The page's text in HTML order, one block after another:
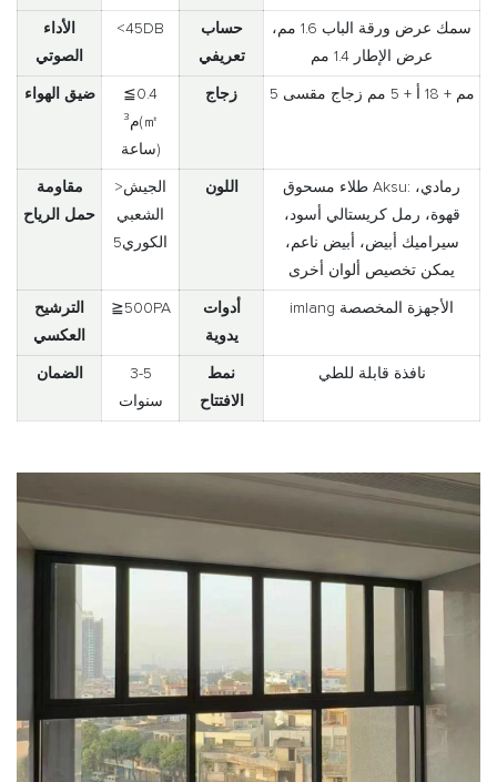
الأداء
الصوتي
<45DB
حساب
تعريفي
سمك عرض ورقة الباب 1.6 مم،
عرض الإطار 1.4 مم
ضيق الهواء
≦0.4
م³(㎡
ساعة)
زجاج 5 مم + 18 أ + 5 مم زجاج مقسى
مقاومة
حمل الرياح
>الجيش
الشعبي
الكوري5
اللون
طلاء مسحوق Aksu: رمادي،
قهوة، رمل كريستالي أسود،
سيراميك أبيض، أبيض ناعم،
يمكن تخصيص ألوان أخرى
الترشيح
العكسي
≧500PA
أدوات
يدوية
imlang الأجهزة المخصصة
الضمان
3-5
سنوات
نمط
الافتتاح
نافذة قابلة للطي